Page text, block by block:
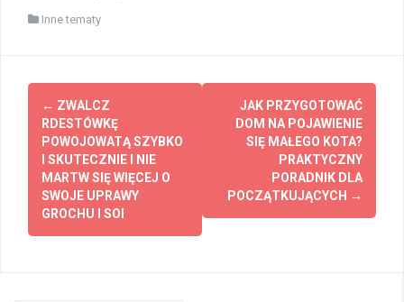
Inne tematy
Zobacz
wpisy
← ZWALCZ
RDESTÓWKĘ
POWOJOWATĄ SZYBKO
I SKUTECZNIE I NIE
MARTW SIĘ WIĘCEJ O
SWOJE UPRAWY
GROCHU I SOI
JAK PRZYGOTOWAĆ
DOM NA POJAWIENIE
SIĘ MAŁEGO KOTA?
PRAKTYCZNY
PORADNIK DLA
POCZĄTKUJĄCYCH →